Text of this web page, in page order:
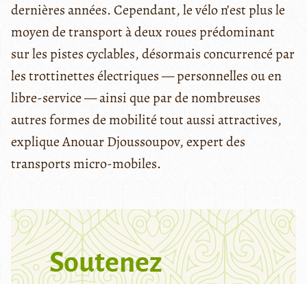
dernières années. Cependant, le vélo n’est plus le
moyen de transport à deux roues prédominant
sur les pistes cyclables, désormais concurrencé par
les trottinettes électriques — personnelles ou en
libre-service — ainsi que par de nombreuses
autres formes de mobilité tout aussi attractives,
explique Anouar Djoussoupov, expert des
transports micro-mobiles.
Soutenez